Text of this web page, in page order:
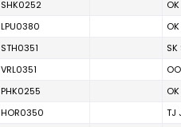
SHK0252
LPU0380
STH0351
VRL0351
PHK0255
HOR0350 TJ